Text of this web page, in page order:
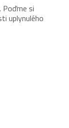
Poďme si
uplynulého